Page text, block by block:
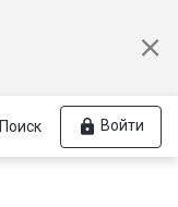
Поиск Войти